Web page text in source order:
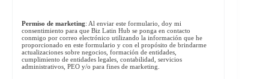
Permiso de marketing: Al enviar este formulario, doy mi
consentimiento para que Biz Latin Hub se ponga en contacto
conmigo por correo electrónico utilizando la información que he
proporcionado en este formulario y con el propósito de brindarme
actualizaciones sobre negocios, formación de entidades,
cumplimiento de entidades legales, contabilidad, servicios
administrativos, PEO y/o para fines de marketing.